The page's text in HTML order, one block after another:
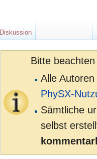
Bitte
Alle
PhySX-
Sämtliche
selbst
Diskussion